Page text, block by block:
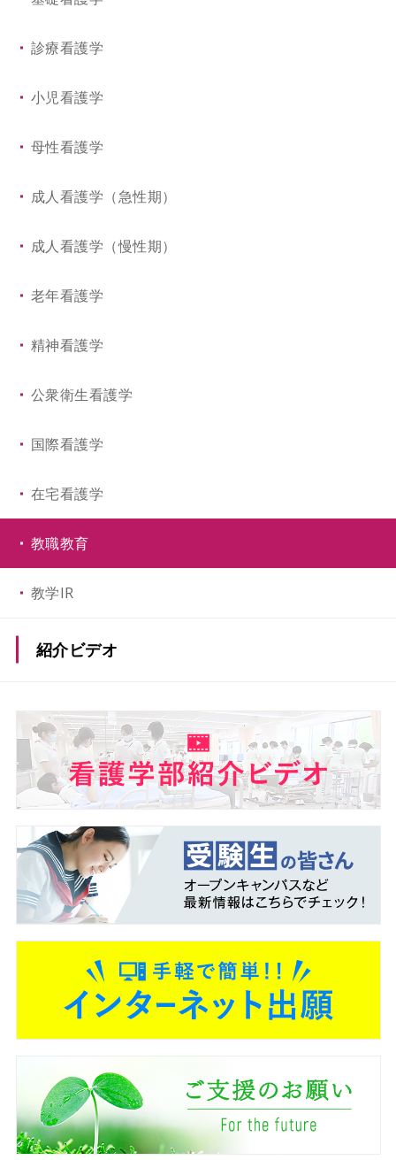
（学修成果および成績評価に関する方針）
診療看護学
小児看護学
母性看護学
成人看護学（急性期）
成人看護学（慢性期）
老年看護学
精神看護学
公衆衛生看護学
国際看護学
在宅看護学
教職教育
教学IR
紹介ビデオ